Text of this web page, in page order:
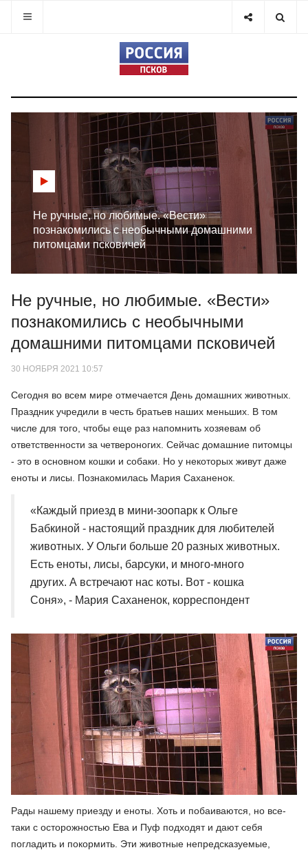
Не ручные, но любимые. «Вести»
познакомились с необычными домашними
питомцами псковичей
Не ручные, но любимые. «Вести»
познакомились с необычными
домашними питомцами псковичей
30 НОЯБРЯ 2021 10:57
Сегодня во всем мире отмечается День домашних животных.
Праздник учредили в честь братьев наших меньших. В том
числе для того, чтобы еще раз напомнить хозяевам об
ответственности за четвероногих. Сейчас домашние питомцы
- это в основном кошки и собаки. Но у некоторых живут даже
еноты и лисы. Познакомилась Мария Саханенок.
«Каждый приезд в мини-зоопарк к Ольге
Бабкиной - настоящий праздник для любителей
животных. У Ольги больше 20 разных животных.
Есть еноты, лисы, барсуки, и много-много
других. А встречают нас коты. Вот - кошка
Соня», - Мария Саханенок, корреспондент
Рады нашему приезду и еноты. Хоть и побаиваются, но все-
таки с осторожностью Ева и Пуф подходят и дают себя
погладить и покормить. Эти животные непредсказуемые,